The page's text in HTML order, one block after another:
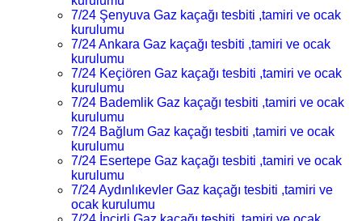
7/24 Şenyuva Gaz kaçağı tesbiti ,tamiri ve ocak
kurulumu
7/24 Ankara Gaz kaçağı tesbiti ,tamiri ve ocak
kurulumu
7/24 Keçiören Gaz kaçağı tesbiti ,tamiri ve ocak
kurulumu
7/24 Bademlik Gaz kaçağı tesbiti ,tamiri ve ocak
kurulumu
7/24 Bağlum Gaz kaçağı tesbiti ,tamiri ve ocak
kurulumu
7/24 Esertepe Gaz kaçağı tesbiti ,tamiri ve ocak
kurulumu
7/24 Aydınlıkevler Gaz kaçağı tesbiti ,tamiri ve
ocak kurulumu